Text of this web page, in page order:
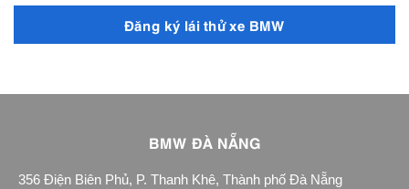
Đăng ký lái thử xe BMW
BMW ĐÀ NẴNG
356 Điện Biên Phủ, P. Thanh Khê, Thành phố Đà Nẵng